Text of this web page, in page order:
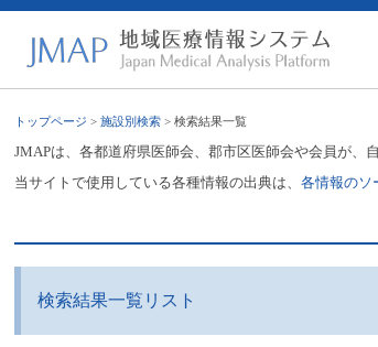
トップページ >施設別検索 > 検索結果一覧
JMAPは、各都道府県医師会、郡市区医師会や会員が、
当サイトで使用している各種情報の出典は、各情報のソ
検索結果一覧リスト